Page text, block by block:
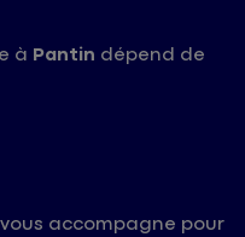
à Pantin dépend de
accompagne pour